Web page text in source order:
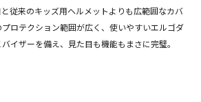
従来のキッズ用ヘルメットよりも広範囲なカバ
ロテクション範囲が広く、使いやすいエルゴダ
イザーを備え、見た目も機能もまさに完璧。